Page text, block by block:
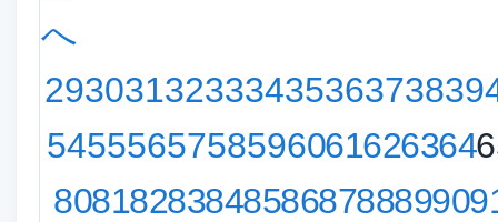
へ
2930313233343536373839
5455565758596061626364
8081828384858687888990